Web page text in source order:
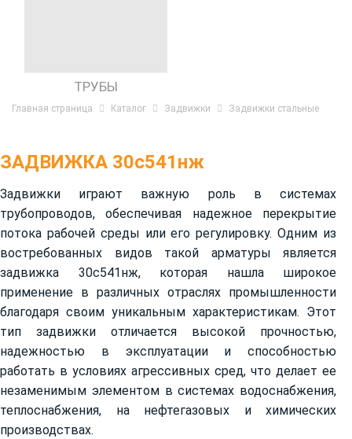
ТРУБЫ
Главная страница Каталог Задвижки Задвижки стальные
ЗАДВИЖКА 30с541нж
Задвижки играют важную роль в системах
трубопроводов, обеспечивая надежное перекрытие
потока рабочей среды или его регулировку. Одним из
востребованных видов такой арматуры является
задвижка 30с541нж, которая нашла широкое
применение в различных отраслях промышленности
благодаря своим уникальным характеристикам. Этот
тип задвижки отличается высокой прочностью,
надежностью в эксплуатации и способностью
работать в условиях агрессивных сред, что делает ее
незаменимым элементом в системах водоснабжения,
теплоснабжения, на нефтегазовых и химических
производствах.